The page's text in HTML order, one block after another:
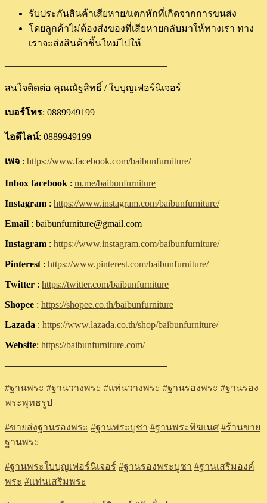
รับประกันสินค้าเสียหาย/แตกหักที่เกิดจากการขนส่ง
โดยลูกค้าไม่ต้องส่งของที่เสียหายกลับมาให้ทางเรา ทาง
เราจะส่งสินค้าชิ้นใหม่ไปให้
—————————————————
สนใจติดต่อ คุณณัฐสิทธิ์ / ใบบุญเฟอร์นิเจอร์
เบอร์โทร: 0889949199
ไอดีไลน์: 0889949199
เพจ : https://www.facebook.com/baibunfurniture/
Inbox facebook : m.me/baibunfurniture
Instagram : https://www.instagram.com/baibunfurniture/
Email : baibunfurniture@gmail.com
Instagram : https://www.instagram.com/baibunfurniture/
Pinterest : https://www.pinterest.com/baibunfurniture/
Twitter : https://twitter.com/baibunfurniture
Shopee : https://shopee.co.th/baibunfurniture
Lazada : https://www.lazada.co.th/shop/baibunfurniture/
Website: https://baibunfurniture.com/
—————————————————
#ฐานพระ #ฐานวางพระ #แท่นวางพระ #ฐานรองพระ #ฐานรอง
พระพุทธรูป
#ขายส่งฐานรองพระ #ฐานพระบูชา #ฐานพระพิฆเนศ #ร้านขาย
ฐานพระ
#ฐานพระใบบุญเฟอร์นิเจอร์ #ฐานรองพระบูชา #ฐานเสริมองค์
พระ #แท่นเสริมพระ